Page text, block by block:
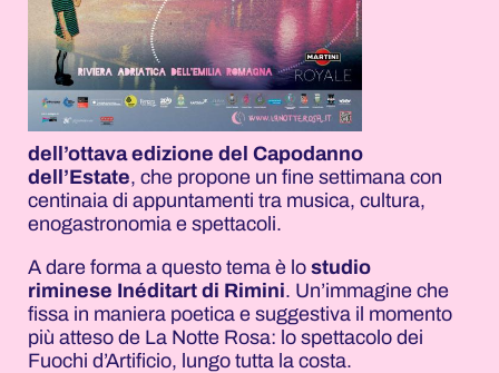
dell’ottava edizione del Capodanno
dell’Estate, che propone un fine settimana con
centinaia di appuntamenti tra musica, cultura,
enogastronomia e spettacoli.
A dare forma a questo tema è lo studio
riminese Inéditart di Rimini. Un’immagine che
fissa in maniera poetica e suggestiva il momento
più atteso de La Notte Rosa: lo spettacolo dei
Fuochi d’Artificio, lungo tutta la costa.